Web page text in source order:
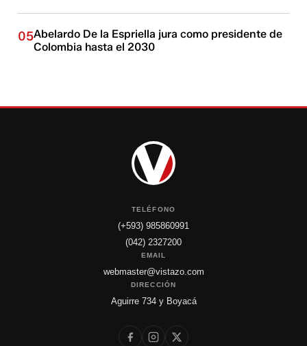
05Abelardo De la Espriella jura como presidente de
Colombia hasta el 2030
TELÉFONO
(+593) 985860991
(042) 2327200
EMAIL
webmaster@vistazo.com
DIRECCIÓN
Aguirre 734 y Boyacá